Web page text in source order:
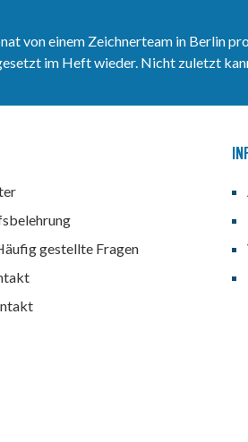
von einem Zeichnerteam in Berlin
im Heft wieder. Nicht zuletzt
gestellte Fragen